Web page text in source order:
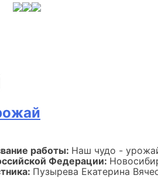
работы: Наш чудо -
Федерации:
Пузырева Екатерина